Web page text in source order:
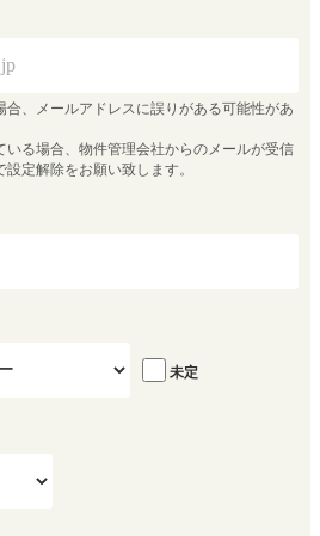
、メールアドレスに誤りがある可能性があ
る場合、物件管理会社からのメールが受信
定解除をお願い致します。
未定